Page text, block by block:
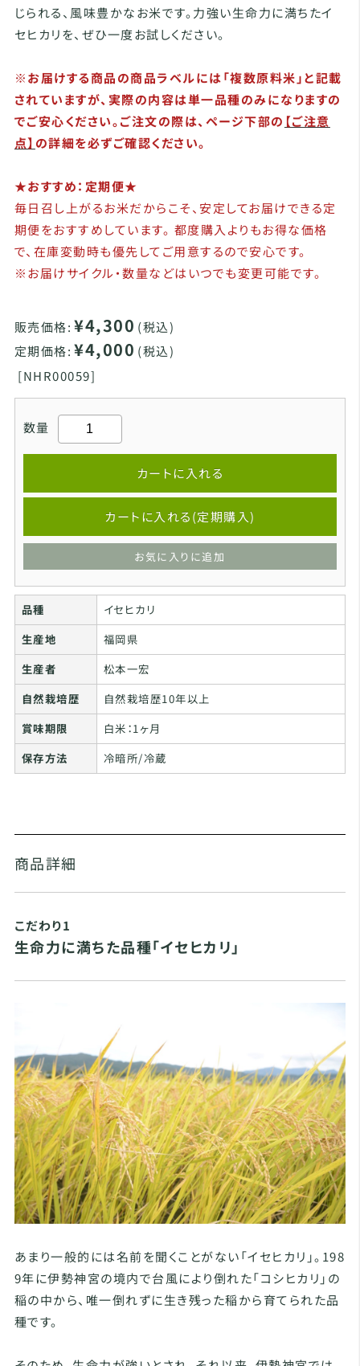
じられる、風味豊かなお米です。力強い生命力に満ちたイ
セヒカリを、ぜひ一度お試しください。
※お届けする商品の商品ラベルには「複数原料米」と記載
されていますが、実際の内容は単一品種のみになりますの
でご安心ください。ご注文の際は、ページ下部の 【ご注意
点】 の詳細を必ずご確認ください。
★おすすめ：定期便★
毎日召し上がるお米だからこそ、安定してお届けできる定
期便をおすすめしています。 都度購入よりもお得な価格
で、在庫変動時も優先してご用意するので安心です。
※お届けサイクル・数量などはいつでも変更可能です。
販売価格: ¥4,300 (税込)
定期価格: ¥4,000 (税込)
[NHR00059]
数量
カートに入れる
カートに入れる(定期購入)
お気に入りに追加
品種
イセヒカリ
生産地
福岡県
生産者
松本一宏
自然栽培歴
自然栽培歴10年以上
賞味期限
白米：1ヶ月
保存方法
冷暗所/冷蔵
商品詳細
こだわり1
生命力に満ちた品種「イセヒカリ」
あまり一般的には名前を聞くことがない「イセヒカリ」。198
9年に伊勢神宮の境内で台風により倒れた「コシヒカリ」の
稲の中から、唯一倒れずに生き残った稲から育てられた品
種です。